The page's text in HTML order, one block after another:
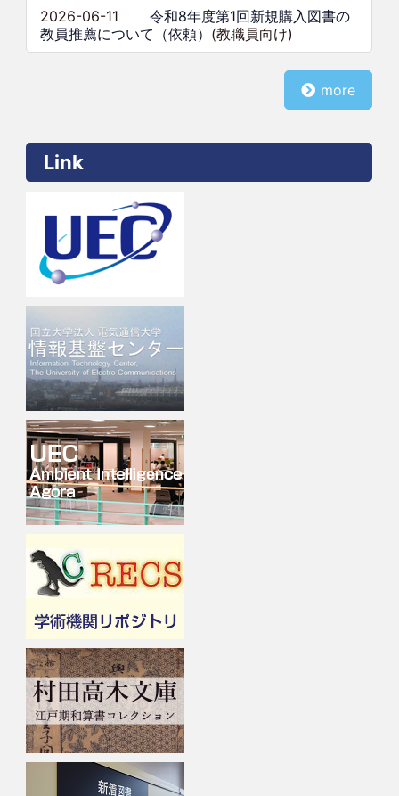
2026-06-11
令和8年度第1回新規購入図書の
教員推薦について（依頼） (教職員向け)
more
Link